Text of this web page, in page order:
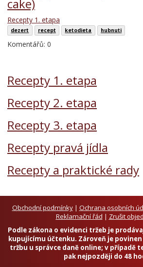
cake)
Recepty 1. etapa
dezert recept ketodieta hubnuti
Komentářů: 0
Recepty 1. etapa
Recepty 2. etapa
Recepty 3. etapa
Recepty pravá jídla
Recepty a praktické rady
Obchodní podmínky| Ochrana osobních
Reklamační řád | Zrušit
Podle zákona o evidenci tržeb je
kupujícímu účtenku. Zároveň je
tržbu u správce daně online; v případě
pak nejpozději do 48